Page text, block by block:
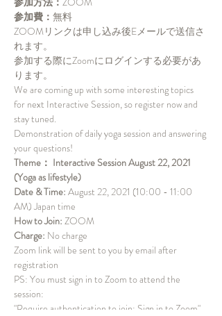
​参加費： 無料
ZOOMリンクは申し込み後Eメールで送信さ
れます。
参加する際にZoomにログインする必要があ
ります。
We are coming up with some interesting topics
for next Interactive Session, so register now and
stay tuned.
Demonstration of daily yoga session and answering
your questions!
Theme： Interactive Session August 22, 2021
(Yoga as lifestyle)
Date & Time: August 22, 2021 (10:00 - 11:00
AM) Japan time
How to Join: ZOOM
Charge: No charge
Zoom link will be sent to you by email after
registration
PS: You must sign in to Zoom to attend the
session:
"Require authentication to join: Sign in to Zoom"